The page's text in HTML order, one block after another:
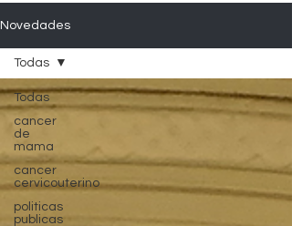
Novedades
Todas
cancer
de
mama
cancer
cervicouterino
politicas
publicas
Todas